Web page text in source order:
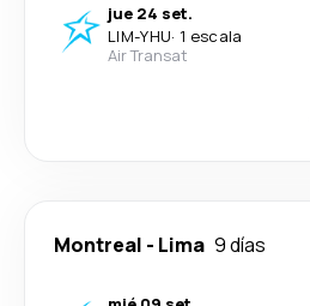
jue 24 set.
LIM-YHU· 1 escala
Air Transat
Montreal - Lima 9 días